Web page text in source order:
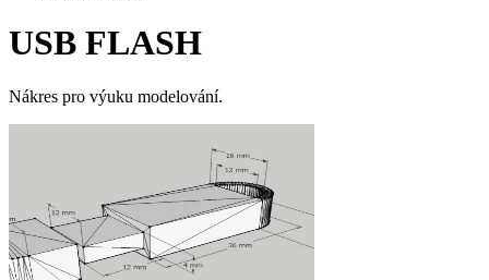
USB FLASH
Nákres pro výuku modelování.